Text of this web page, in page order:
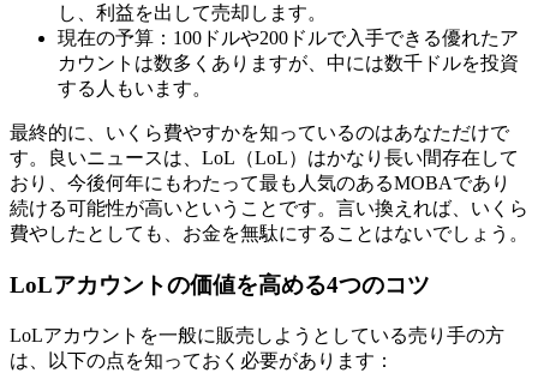
し、利益を出して売却します。
現在の予算：100ドルや200ドルで入手できる優れたア
カウントは数多くありますが、中には数千ドルを投資
する人もいます。
最終的に、いくら費やすかを知っているのはあなただけで
す。良いニュースは、LoL（LoL）はかなり長い間存在して
おり、今後何年にもわたって最も人気のあるMOBAであり
続ける可能性が高いということです。言い換えれば、いくら
費やしたとしても、お金を無駄にすることはないでしょう。
LoLアカウントの価値を高める4つのコツ
LoLアカウントを一般に販売しようとしている売り手の方
は、以下の点を知っておく必要があります：